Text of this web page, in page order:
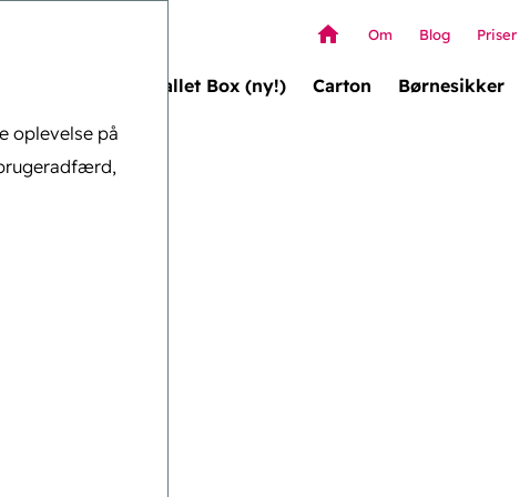
oplevelse på
Wallet Box (ny!) Carton Børnesikker
Om Blog Priser